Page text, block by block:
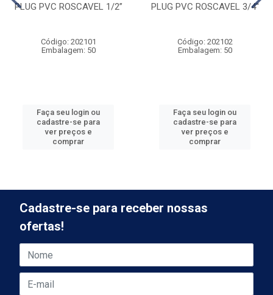
PLUG PVC ROSCAVEL 1/2”
Código: 202101
Embalagem: 50
Faça seu login ou
cadastre-se para
ver preços e
comprar
PLUG PVC ROSCAVEL 3/4''
Código: 202102
Embalagem: 50
Faça seu login ou
cadastre-se para
ver preços e
comprar
Cadastre-se para receber nossas
ofertas!